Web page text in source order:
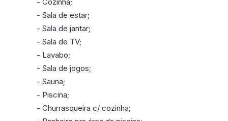
- Sala de estar;
- Sala de jantar;
- Sala de TV;
- Lavabo;
- Sala de jogos;
- Sauna;
- Piscina;
- Churrasqueira c/ cozinha;